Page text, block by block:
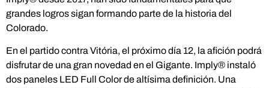
grandes logros sigan formando parte de la historia del
Colorado.
En el partido contra Vitória, el próximo día 12, la afición podrá
disfrutar de una gran novedad en el Gigante. Imply® instaló
dos paneles LED Full Color de altísima definición. Una